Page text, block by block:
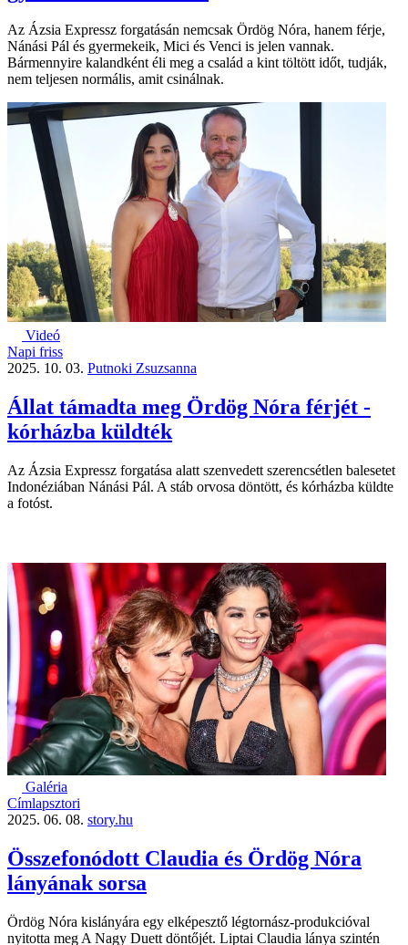
Az Ázsia Expressz forgatásán nemcsak Ördög Nóra, hanem férje,
Nánási Pál és gyermekeik, Mici és Venci is jelen vannak.
Bármennyire kalandként éli meg a család a kint töltött időt, tudják,
nem teljesen normális, amit csinálnak.
Videó
Napi friss
2025. 10. 03. Putnoki Zsuzsanna
Állat támadta meg Ördög Nóra férjét -
kórházba küldték
Az Ázsia Expressz forgatása alatt szenvedett szerencsétlen balesetet
Indonéziában Nánási Pál. A stáb orvosa döntött, és kórházba küldte
a fotóst.
Galéria
Címlapsztori
2025. 06. 08. story.hu
Összefonódott Claudia és Ördög Nóra
lányának sorsa
Ördög Nóra kislányára egy elképesztő légtornász-produkcióval
nyitotta meg A Nagy Duett döntőjét. Liptai Claudia lánya szintén